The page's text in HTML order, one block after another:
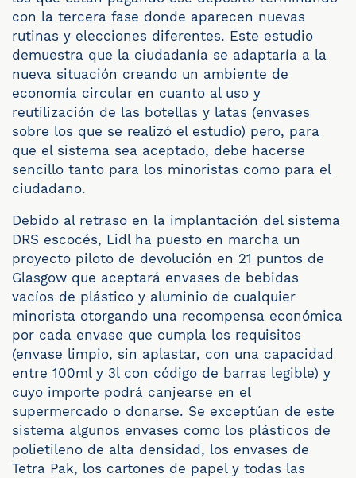
con la tercera fase donde aparecen nuevas
rutinas y elecciones diferentes. Este estudio
demuestra que la ciudadanía se adaptaría a la
nueva situación creando un ambiente de
economía circular en cuanto al uso y
reutilización de las botellas y latas (envases
sobre los que se realizó el estudio) pero, para
que el sistema sea aceptado, debe hacerse
sencillo tanto para los minoristas como para el
ciudadano.
Debido al retraso en la implantación del sistema
DRS escocés, Lidl ha puesto en marcha un
proyecto piloto de devolución en 21 puntos de
Glasgow que aceptará envases de bebidas
vacíos de plástico y aluminio de cualquier
minorista otorgando una recompensa económica
por cada envase que cumpla los requisitos
(envase limpio, sin aplastar, con una capacidad
entre 100ml y 3l con código de barras legible) y
cuyo importe podrá canjearse en el
supermercado o donarse. Se exceptúan de este
sistema algunos envases como los plásticos de
polietileno de alta densidad, los envases de
Tetra Pak, los cartones de papel y todas las